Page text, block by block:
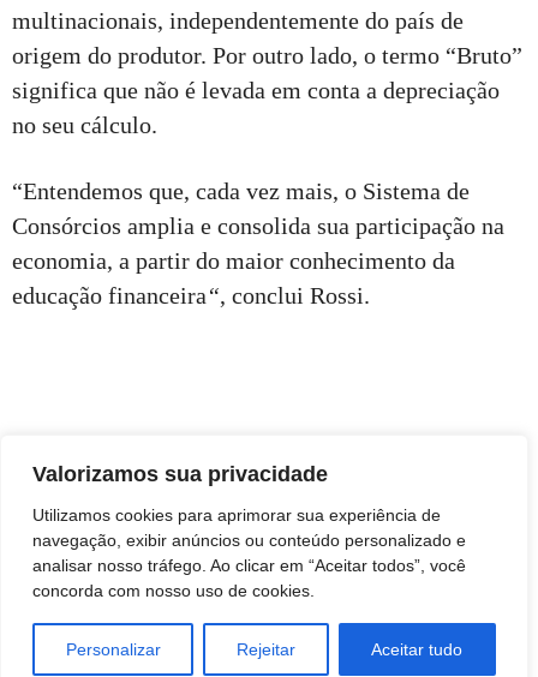
Valorizamos sua privacidade
Utilizamos cookies para aprimorar sua experiência de
navegação, exibir anúncios ou conteúdo personalizado e
analisar nosso tráfego. Ao clicar em “Aceitar todos”, você
concorda com nosso uso de cookies.
Personalizar Rejeitar Aceitar tudo
multinacionais, independentemente do país de
origem do produtor. Por outro lado, o termo “Bruto”
significa que não é levada em conta a depreciação
no seu cálculo.
“Entendemos que, cada vez mais, o Sistema de
Consórcios amplia e consolida sua participação na
economia, a partir do maior conhecimento da
educação financeira“, conclui Rossi.